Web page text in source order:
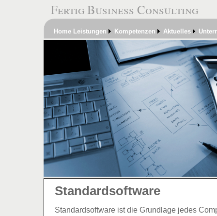
Fertig Business Consulting
Home Leistungen Kompetenzen Aktuelles
Standardsoftware
Standardsoftware ist die Grundlage jedes